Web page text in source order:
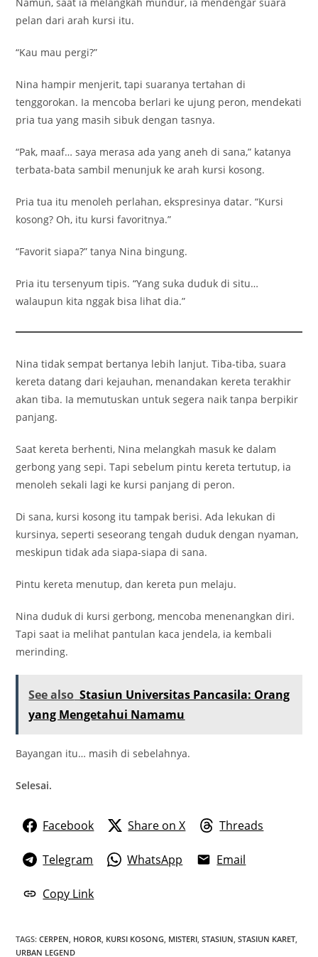
pelan dari arah kursi itu.
“Kau mau pergi?”
Nina hampir menjerit, tapi suaranya tertahan di
tenggorokan. Ia mencoba berlari ke ujung peron, mendekati
pria tua yang masih sibuk dengan tasnya.
“Pak, maaf… saya merasa ada yang aneh di sana,” katanya
terbata-bata sambil menunjuk ke arah kursi kosong.
Pria tua itu menoleh perlahan, ekspresinya datar. “Kursi
kosong? Oh, itu kursi favoritnya.”
“Favorit siapa?” tanya Nina bingung.
Pria itu tersenyum tipis. “Yang suka duduk di situ…
walaupun kita nggak bisa lihat dia.”
Nina tidak sempat bertanya lebih lanjut. Tiba-tiba, suara
kereta datang dari kejauhan, menandakan kereta terakhir
akan tiba. Ia memutuskan untuk segera naik tanpa berpikir
panjang.
Saat kereta berhenti, Nina melangkah masuk ke dalam
gerbong yang sepi. Tapi sebelum pintu kereta tertutup, ia
menoleh sekali lagi ke kursi panjang di peron.
Di sana, kursi kosong itu tampak berisi. Ada lekukan di
kursinya, seperti seseorang tengah duduk dengan nyaman,
meskipun tidak ada siapa-siapa di sana.
Pintu kereta menutup, dan kereta pun melaju.
Nina duduk di kursi gerbong, mencoba menenangkan diri.
Tapi saat ia melihat pantulan kaca jendela, ia kembali
merinding.
See also Stasiun Universitas Pancasila: Orang
yang Mengetahui Namamu
Bayangan itu… masih di sebelahnya.
Selesai.
Facebook Share on X Threads
Telegram WhatsApp Email
Copy Link
TAGS:CERPEN, HOROR, KURSI KOSONG, MISTERI, STASIUN, STASIUN KARET,
URBAN LEGEND